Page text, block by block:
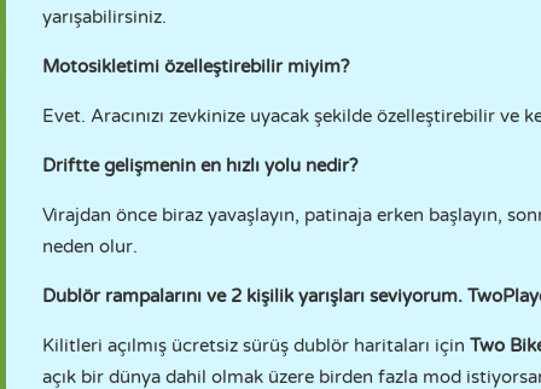
yarışabilirsiniz.
Motosikletimi özelleştirebilir miyim?
Evet. Aracınızı zevkinize uyacak şekilde özelleştirebilir ve
Driftte gelişmenin en hızlı yolu nedir?
Virajdan önce biraz yavaşlayın, patinaja erken başlayın,
neden olur.
Dublör rampalarını ve 2 kişilik yarışları seviyorum.
Kilitleri açılmış ücretsiz sürüş dublör haritaları için Two
açık bir dünya dahil olmak üzere birden fazla mod